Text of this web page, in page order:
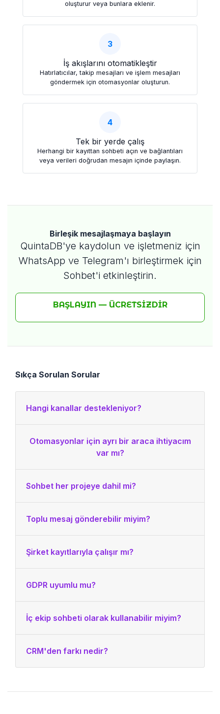
oluşturur veya bunlara eklenir.
3
İş akışlarını otomatikleştir
Hatırlatıcılar, takip mesajları ve işlem mesajları
göndermek için otomasyonlar oluşturun.
4
Tek bir yerde çalış
Herhangi bir kayıttan sohbeti açın ve bağlantıları
veya verileri doğrudan mesajın içinde paylaşın.
Birleşik mesajlaşmaya başlayın
QuintaDB'ye kaydolun ve işletmeniz için
WhatsApp ve Telegram'ı birleştirmek için
Sohbet'i etkinleştirin.
BAŞLAYIN — ÜCRETSIZDIR
Sıkça Sorulan Sorular
Hangi kanallar destekleniyor?
Otomasyonlar için ayrı bir araca ihtiyacım
var mı?
Sohbet her projeye dahil mi?
Toplu mesaj gönderebilir miyim?
Şirket kayıtlarıyla çalışır mı?
GDPR uyumlu mu?
İç ekip sohbeti olarak kullanabilir miyim?
CRM'den farkı nedir?